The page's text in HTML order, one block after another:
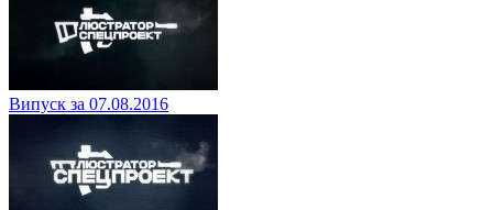
Випуск за 07.08.2016